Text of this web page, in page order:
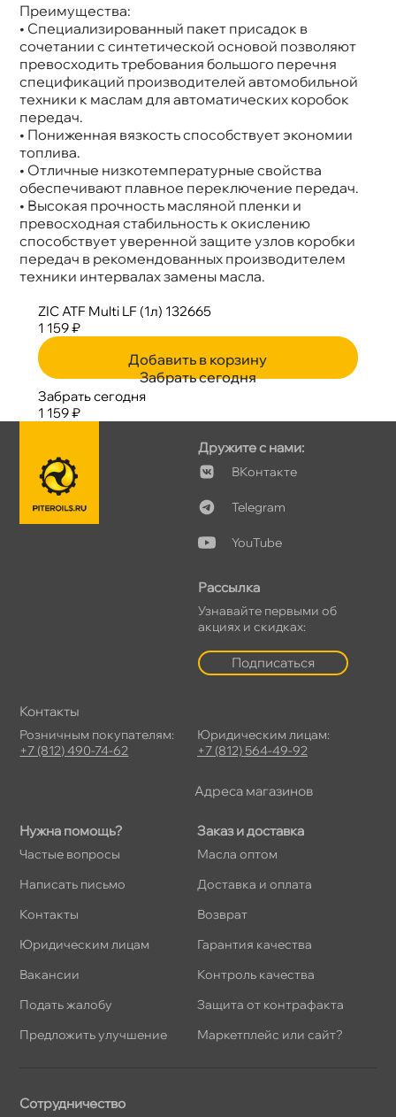
Преимущества:
• Специализированный пакет присадок
сочетании с синтетической основой позволяют
превосходить требования большого перечня
спецификаций производителей автомобильной
техники к маслам для автоматических коробок
передач.
• Пониженная вязкость способствует экономии
топлива.
• Отличные низкотемпературные свойства
обеспечивают плавное переключение передач.
• Высокая прочность масляной пленки и
превосходная стабильность к окислению
способствует уверенной защите узлов коробки
передач в рекомендованных производителем
техники интервалах замены масла.
142 516; MB 236.12, 236.14, 236.15, 236.41; Volvo
6 speed MY 2011-2013 (P/N 31256774,
31256775); ZF 6 Speed (S671 090 255)
Объем
1л
Артикул
132665
Применение
АКПП
ZIC ATF Multi LF (1л) 132665
1 159 ₽
Добавить в корзину
Забрать сегодня
Забрать сегодня
1 159 ₽
Нужна помощь?
Частые вопросы
Написать письмо
Контакты
Юридическим лицам
акансии
Подать жалобу
Предложить улучшение
Заказ и доставка
Масла оптом
Доставка и оплата
озврат
Гарантия качества
Контроль качества
Защита от контрафакта
Маркетплейс или сайт?
Дружите с нами:
Контакте
Telegram
YouTube
Рассылка
Узнавайте первыми о
акциях и скидках:
Подписаться
Сотрудничество
Контакты
Розничным покупателям:
+7 (812) 490-74-62
Юридическим лицам:
+7 (812) 564-49-92
Адреса магазино